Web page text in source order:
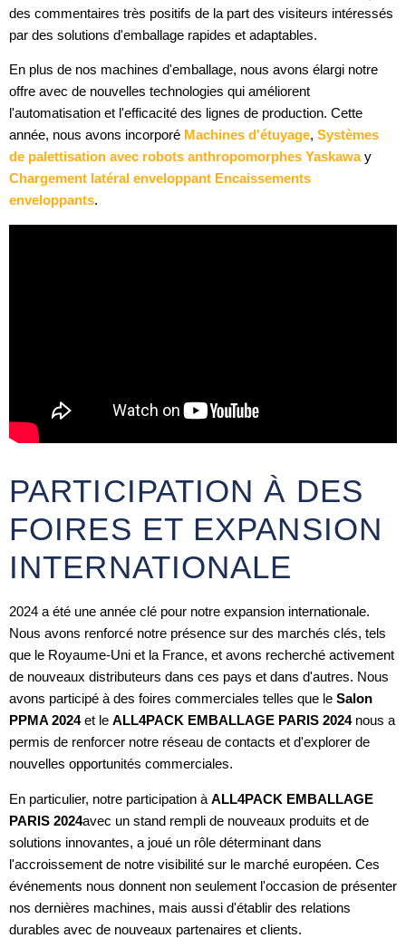
des commentaires très positifs de la part des visiteurs intéressés
par des solutions d'emballage rapides et adaptables.
En plus de nos machines d'emballage, nous avons élargi notre
offre avec de nouvelles technologies qui améliorent
l'automatisation et l'efficacité des lignes de production. Cette
année, nous avons incorporé Machines d'étuyage, Systèmes
de palettisation avec robots anthropomorphes Yaskaway
Chargement latéral enveloppant Encaissements
enveloppants.
PARTICIPATION À DES
FOIRES ET EXPANSION
INTERNATIONALE
2024 a été une année clé pour notre expansion internationale.
Nous avons renforcé notre présence sur des marchés clés, tels
que le Royaume-Uni et la France, et avons recherché activement
de nouveaux distributeurs dans ces pays et dans d'autres. Nous
avons participé à des foires commerciales telles que le Salon
PPMA 2024et le ALL4PACK EMBALLAGE PARIS 2024nous a
permis de renforcer notre réseau de contacts et d'explorer de
nouvelles opportunités commerciales.
En particulier, notre participation à ALL4PACK EMBALLAGE
PARIS 2024avec un stand rempli de nouveaux produits et de
solutions innovantes, a joué un rôle déterminant dans
l'accroissement de notre visibilité sur le marché européen. Ces
événements nous donnent non seulement l'occasion de présenter
nos dernières machines, mais aussi d'établir des relations
durables avec de nouveaux partenaires et clients.